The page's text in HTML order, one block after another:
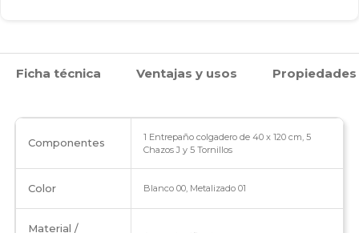
Ficha técnica Ventajas y usos Propiedades
Componentes
1 Entrepaño colgadero de 40 x 120 cm, 5
Chazos J y 5 Tornillos
Color Blanco 00, Metalizado 01
Material /